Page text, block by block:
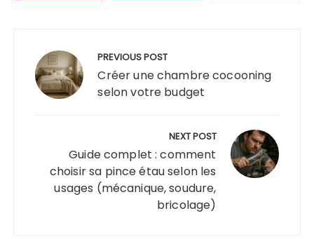
l’article
PREVIOUS POST
Créer une chambre cocooning
selon votre budget
NEXT POST
Guide complet : comment
choisir sa pince étau selon les
usages (mécanique, soudure,
bricolage)